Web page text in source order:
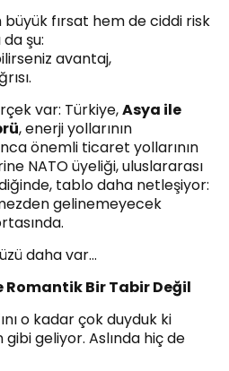
fırsat hem de ciddi risk
şu:
avantaj,
var: Türkiye,Asya ile
, enerji yollarının
önemli ticaret yollarının
NATO üyeliği, uluslararası
tablo daha netleşiyor:
gelinemeyecek
daha var…
Romantik Bir Tabir Değil
o kadar çok duyduk ki
geliyor. Aslında hiç de